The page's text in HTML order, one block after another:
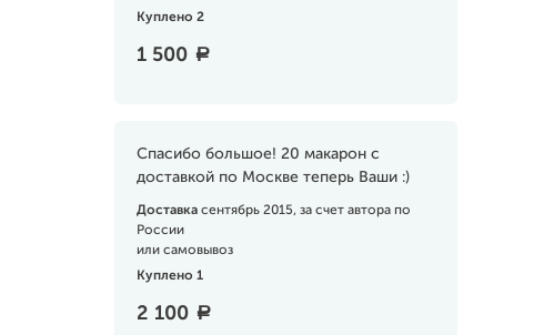
Куплено 2
1 500 a
Спасибо большое! 20 макарон с
доставкой по Москве теперь Ваши :)
Доставка сентябрь 2015, за счет автора по
России
или самовывоз
Куплено 1
2 100 a